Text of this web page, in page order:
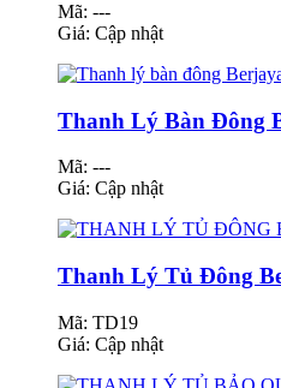
Mã: ---
Giá: Cập nhật
Thanh Lý Bàn Đông
Mã: ---
Giá: Cập nhật
Thanh Lý Tủ Đông
Mã: TD19
Giá: Cập nhật